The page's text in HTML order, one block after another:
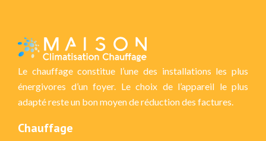
Le chauffage constitue l’une des installations les plus
énergivores d’un foyer. Le choix de l’appareil le plus
adapté reste un bon moyen de réduction des factures.
Chauffage